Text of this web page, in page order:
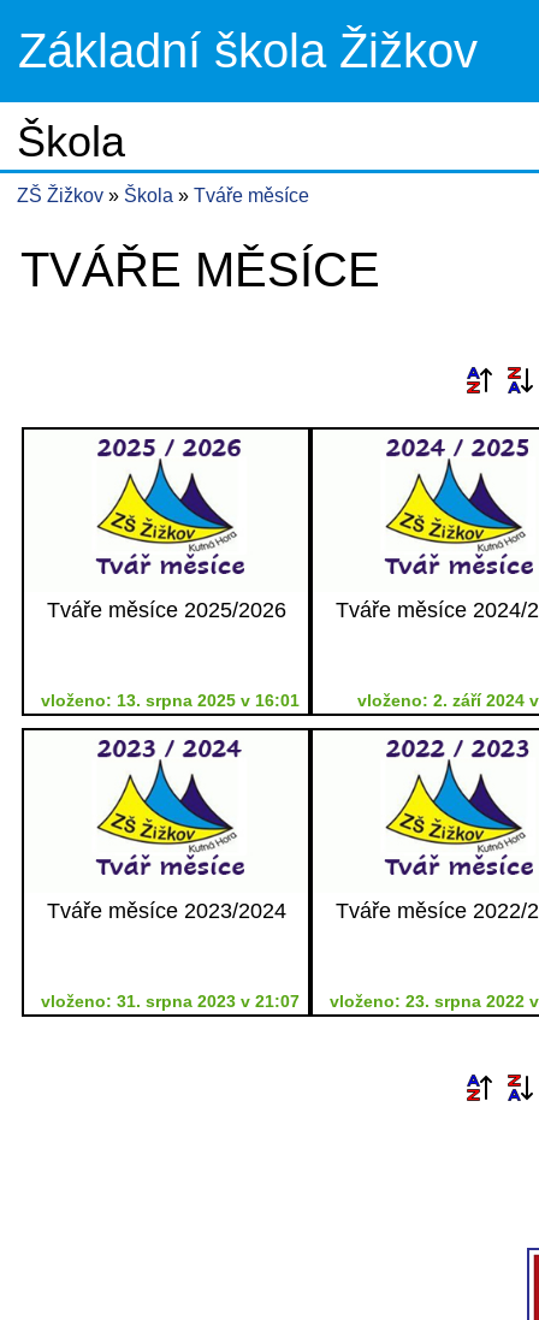
Základní škola Žižkov
Škola
ZŠ Žižkov Škola Tváře měsíce
TVÁŘE MĚSÍCE
Tváře měsíce 2025/2026
vloženo: 13. srpna 2025 v 16:01
Tváře měsíce 2024/
vloženo: 2. září 2024
Tváře měsíce 2023/2024
vloženo: 31. srpna 2023 v 21:07
Tváře měsíce 2022/
vloženo: 23. srpna 2022